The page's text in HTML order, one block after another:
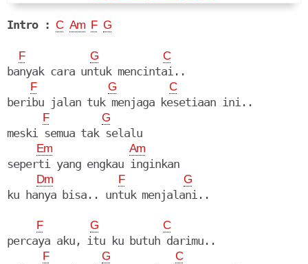
Intro : C Am F G
F G C
banyak cara untuk mencintai..
F G C
beribu jalan tuk menjaga kesetiaan ini..
F G
meski semua tak selalu
Em Am
seperti yang engkau inginkan
Dm F G
F G C
percaya aku, itu ku butuh darimu..
F G C